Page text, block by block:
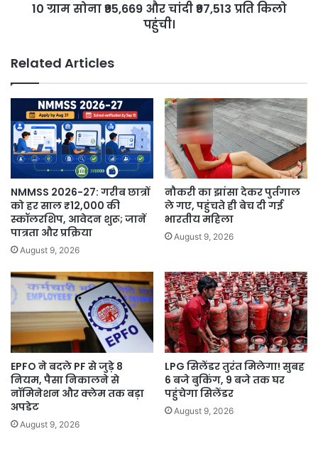
चांदी
₹97,513
प्रति
किलो
पहुंची।
10 ग्राम सोना ₹95,669 और चांदी ₹97,513 प्रति किलो
पहुंची।
Related Articles
NMMSS 2026-27: गरीब छात्रों
को हर साल ₹12,000 की
स्कॉलरशिप, आवेदन शुरू; जानें
पात्रता और प्रक्रिया
August 9, 2026
नौकरी का झांसा देकर पुर्तगाल
ले गए, पहुंचते ही बेच दी गई
भारतीय महिला
August 9, 2026
EPFO ने बदले PF से जुड़े 8
नियम, पैसा निकालने से
नॉमिनेशन और क्लेम तक बड़ा
अपडेट
August 9, 2026
LPG सिलेंडर तुरंत मिलेगा! सुबह
6 बजे बुकिंग, 9 बजे तक घर
पहुंचेगा सिलेंडर
August 9, 2026